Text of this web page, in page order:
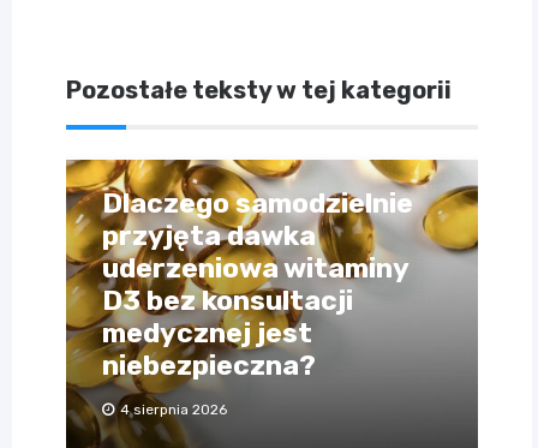
Pozostałe teksty w tej kategorii
Dlaczego samodzielnie
przyjęta dawka
uderzeniowa witaminy
D3 bez konsultacji
medycznej jest
niebezpieczna?
4 sierpnia 2026